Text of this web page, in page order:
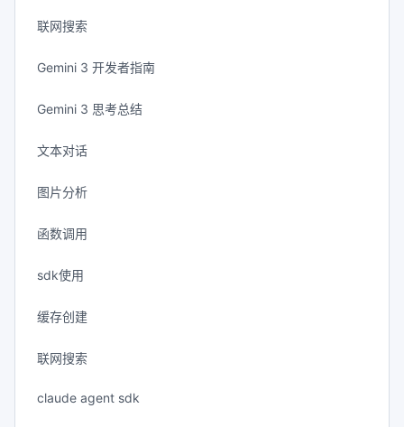
联网搜索
Gemini 3 开发者指南
Gemini 3 思考总结
文本对话
图片分析
函数调用
sdk使用
缓存创建
联网搜索
claude agent sdk